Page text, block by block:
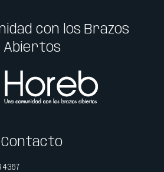
con los Brazos
Abiertos
Contacto
4367